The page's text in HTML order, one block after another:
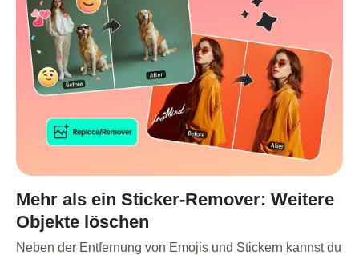
Mehr als ein Sticker-Remover: Weitere
Objekte löschen
Neben der Entfernung von Emojis und Stickern kannst du